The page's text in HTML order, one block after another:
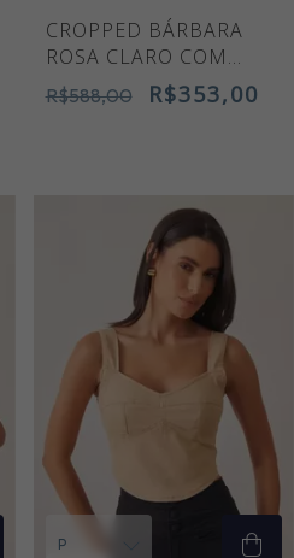
CROPPED BÁRBARA
ROSA CLARO COM
RECORTES
ESTRUTURADOS
R$588,00 R$353,00